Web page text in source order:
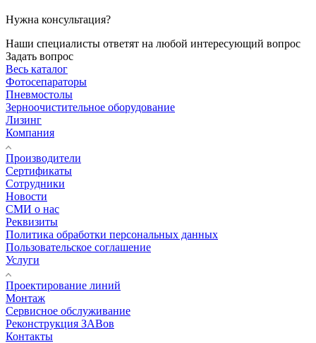
Нужна консультация?
Наши специалисты ответят на любой интересующий вопрос
Задать вопрос
Весь каталог
Фотосепараторы
Пневмостолы
Зерноочистительное оборудование
Лизинг
Компания
Производители
Сертификаты
Сотрудники
Новости
СМИ о нас
Реквизиты
Политика обработки персональных данных
Пользовательское соглашение
Услуги
Проектирование линий
Монтаж
Сервисное обслуживание
Реконструкция ЗАВов
Контакты